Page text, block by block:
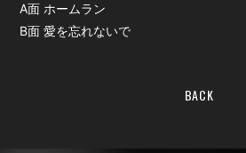
A面 ホームラン
B面 愛を忘れないで
BACK